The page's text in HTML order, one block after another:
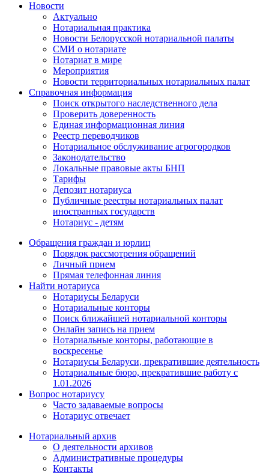
Новости
Актуально
Нотариальная практика
Новости Белорусской нотариальной палаты
СМИ о нотариате
Нотариат в мире
Мероприятия
Новости территориальных нотариальных палат
Справочная информация
Поиск открытого наследственного дела
Проверить доверенность
Единая информационная линия
Реестр переводчиков
Нотариальное обслуживание агрогородков
Законодательство
Локальные правовые акты БНП
Тарифы
Депозит нотариуса
Публичные реестры нотариальных палат
иностранных государств
Нотариус - детям
Обращения граждан и юрлиц
Порядок рассмотрения обращений
Личный прием
Прямая телефонная линия
Найти нотариуса
Нотариусы Беларуси
Нотариальные конторы
Поиск ближайшей нотариальной конторы
Онлайн запись на прием
Нотариальные конторы, работающие в
воскресенье
Нотариусы Беларуси, прекратившие деятельность
Нотариальные бюро, прекратившие работу с
1.01.2026
Вопрос нотариусу
Часто задаваемые вопросы
Нотариус отвечает
Нотариальный архив
О деятельности архивов
Административные процедуры
Контакты